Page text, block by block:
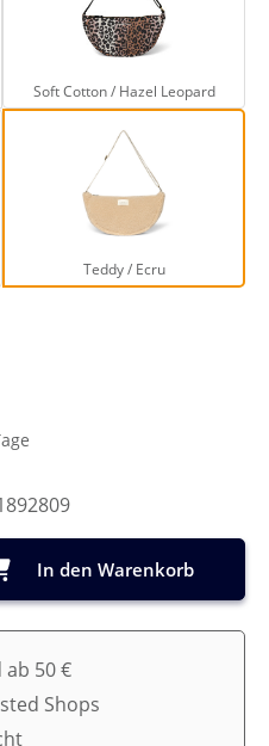
Soft Cotton / Hazel Leopard
Soft Cotton /
Teddy / Ecru
Teddy / Ecru
den gewünschten
In den Warenkorb
50 €
Shops